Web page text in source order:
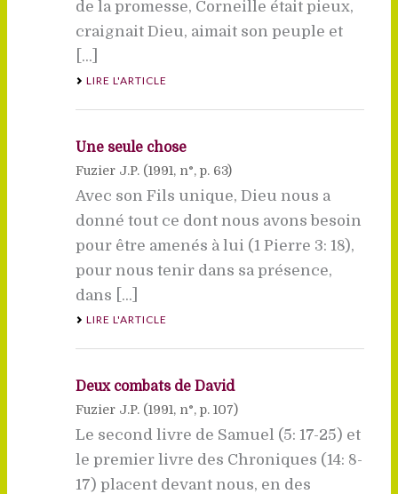
de la promesse, Corneille était pieux,
craignait Dieu, aimait son peuple et
[...]
LIRE L'ARTICLE
Une seule chose
Fuzier J.P. (1991, n°, p. 63)
Avec son Fils unique, Dieu nous a
donné tout ce dont nous avons besoin
pour être amenés à lui (1 Pierre 3: 18),
pour nous tenir dans sa présence,
dans [...]
LIRE L'ARTICLE
Deux combats de David
Fuzier J.P. (1991, n°, p. 107)
Le second livre de Samuel (5: 17-25) et
le premier livre des Chroniques (14: 8-
17) placent devant nous, en des